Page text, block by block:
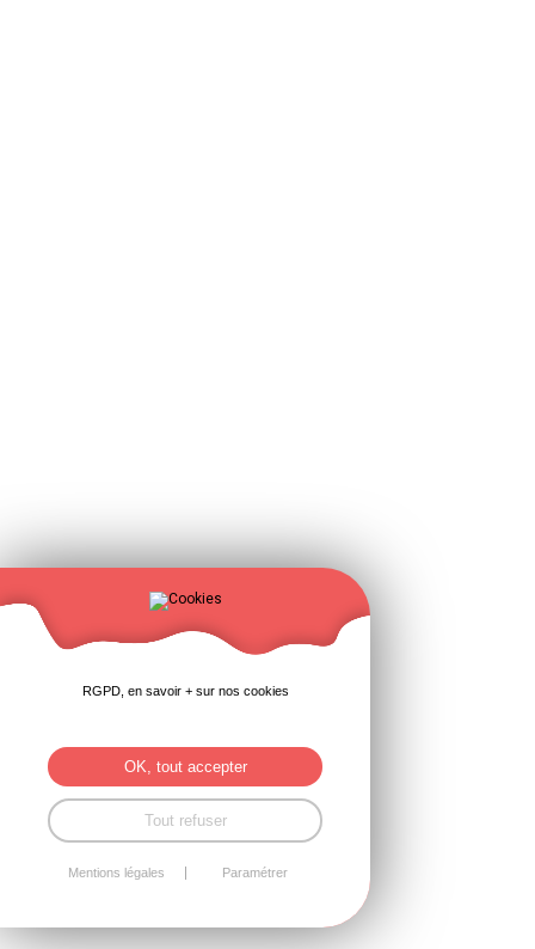
RGPD, en savoir + sur nos cookies
OK, tout accepter
Tout refuser
Mentions légales Paramétrer